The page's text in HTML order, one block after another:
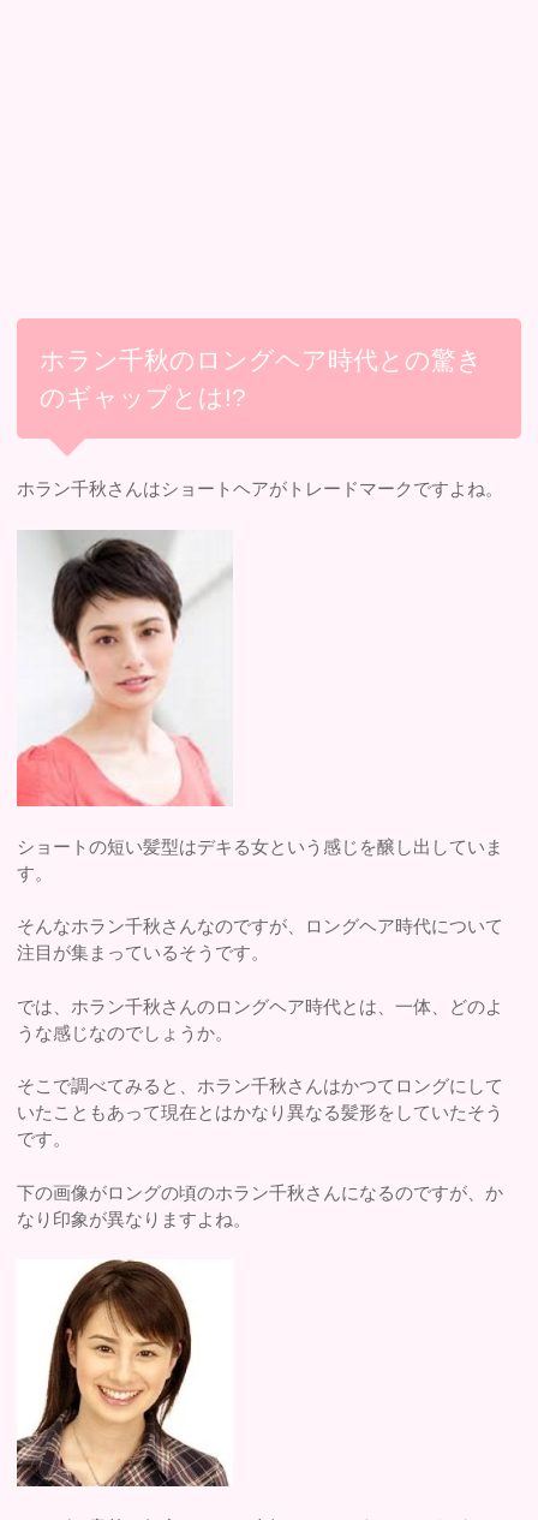
ホラン千秋のロングヘア時代との驚き
のギャップとは!?
ホラン千秋さんはショートヘアがトレードマークですよね。
ショートの短い髪型はデキる女という感じを醸し出していま
す。
そんなホラン千秋さんなのですが、ロングヘア時代について
注目が集まっているそうです。
では、ホラン千秋さんのロングヘア時代とは、一体、どのよ
うな感じなのでしょうか。
そこで調べてみると、ホラン千秋さんはかつてロングにして
いたこともあって現在とはかなり異なる髪形をしていたそう
です。
下の画像がロングの頃のホラン千秋さんになるのですが、か
なり印象が異なりますよね。